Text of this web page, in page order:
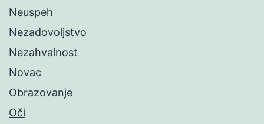
Neuspeh
Nezadovoljstvo
Nezahvalnost
Novac
Obrazovanje
Oči